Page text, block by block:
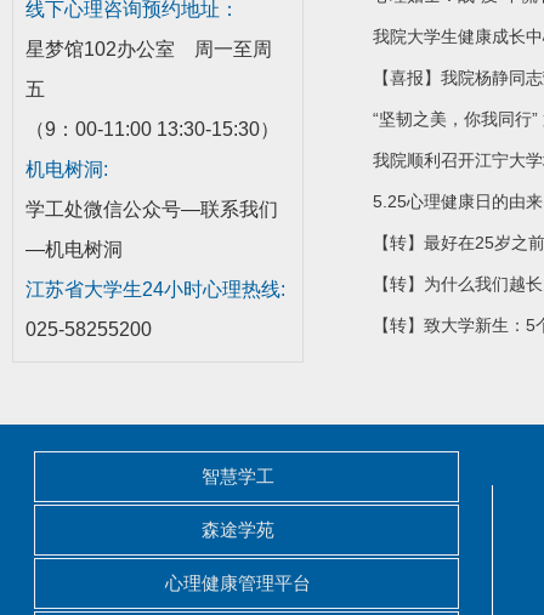
线下心理咨询预约地址：
星梦馆102办公室 周一至周
五
（9：00-11:00 13:30-15:30）
机电树洞:
学工处微信公众号—联系我们
—机电树洞
江苏省大学生24小时心理热线:
025-58255200
我院大学生健康成长
【喜报】我院杨静同
“坚韧之美，你我同行
我院顺利召开江宁大
5.25心理健康日的由来
【转】最好在25岁之
【转】为什么我们越
【转】致大学新生：
智慧学工
森途学苑
心理健康管理平台